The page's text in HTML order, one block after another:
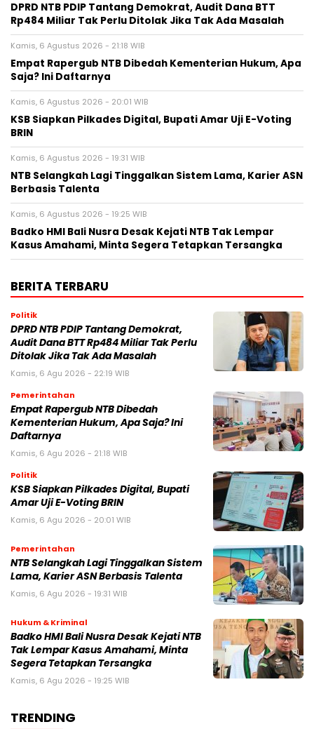
DPRD NTB PDIP Tantang Demokrat, Audit Dana BTT
Rp484 Miliar Tak Perlu Ditolak Jika Tak Ada Masalah
Kamis, 6 Agustus 2026 - 21:18 WIB
Empat Rapergub NTB Dibedah Kementerian Hukum, Apa
Saja? Ini Daftarnya
Kamis, 6 Agustus 2026 - 20:01 WIB
KSB Siapkan Pilkades Digital, Bupati Amar Uji E-Voting
BRIN
Kamis, 6 Agustus 2026 - 19:31 WIB
NTB Selangkah Lagi Tinggalkan Sistem Lama, Karier ASN
Berbasis Talenta
Kamis, 6 Agustus 2026 - 19:25 WIB
Badko HMI Bali Nusra Desak Kejati NTB Tak Lempar
Kasus Amahami, Minta Segera Tetapkan Tersangka
BERITA TERBARU
Politik
DPRD NTB PDIP Tantang Demokrat,
Audit Dana BTT Rp484 Miliar Tak Perlu
Ditolak Jika Tak Ada Masalah
Kamis, 6 Agu 2026 - 22:19 WIB
Pemerintahan
Empat Rapergub NTB Dibedah
Kementerian Hukum, Apa Saja? Ini
Daftarnya
Kamis, 6 Agu 2026 - 21:18 WIB
Politik
KSB Siapkan Pilkades Digital, Bupati
Amar Uji E-Voting BRIN
Kamis, 6 Agu 2026 - 20:01 WIB
Pemerintahan
NTB Selangkah Lagi Tinggalkan Sistem
Lama, Karier ASN Berbasis Talenta
Kamis, 6 Agu 2026 - 19:31 WIB
Hukum & Kriminal
Badko HMI Bali Nusra Desak Kejati NTB
Tak Lempar Kasus Amahami, Minta
Segera Tetapkan Tersangka
Kamis, 6 Agu 2026 - 19:25 WIB
TRENDING